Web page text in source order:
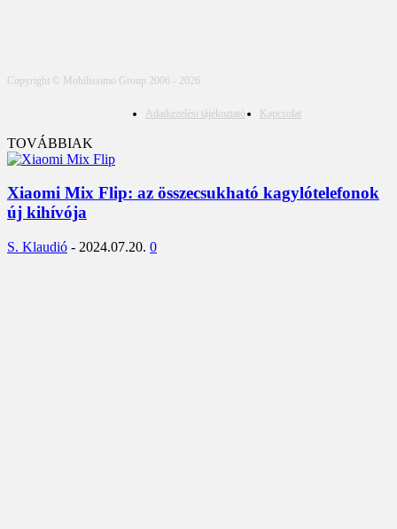
Copyright © Mobilissimo Group 2006 - 2026
Adatkezelési tájékoztató Kapcsolat
TOVÁBBIAK
Xiaomi Mix Flip: az összecsukható kagylótelefonok
új kihívója
S. Klaudió - 2024.07.20. 0